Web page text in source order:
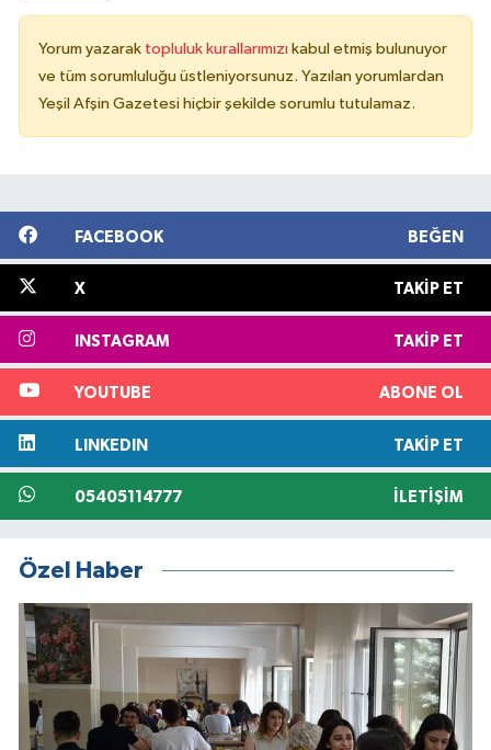
Yorum yazarak topluluk kurallarımızı kabul etmiş bulunuyor
ve tüm sorumluluğu üstleniyorsunuz. Yazılan yorumlardan
Yeşil Afşin Gazetesi hiçbir şekilde sorumlu tutulamaz.
FACEBOOK BEĞEN
X TAKIP ET
INSTAGRAM TAKIP ET
YOUTUBE ABONE OL
LINKEDIN TAKIP ET
05405114777 İLETIŞIM
Özel Haber